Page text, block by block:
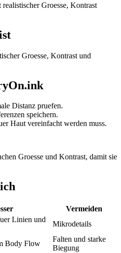
Groesse, Kontrast
Groesse, Kontrast und
Distanz pruefen.
speichern.
Haut vereinfacht werden muss.
Groesse und Kontrast, damit sie
Vermeiden
Linien und
Mikrodetails
Body Flow
Falten und starke
Biegung